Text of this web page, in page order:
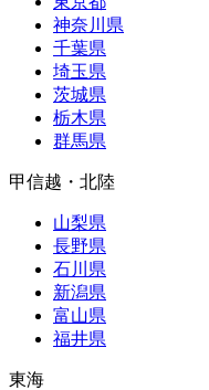
神奈川県
千葉県
埼玉県
茨城県
栃木県
群馬県
甲信越・北陸
山梨県
長野県
石川県
新潟県
富山県
福井県
東海